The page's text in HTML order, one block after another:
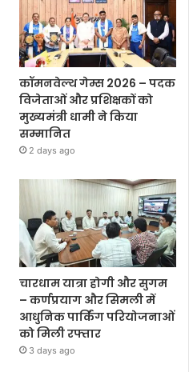
कॉमनवेल्थ गेम्स 2026 – पदक
विजेताओं और प्रशिक्षकों को
मुख्यमंत्री धामी ने किया
सम्मानित
2 days ago
चारधाम यात्रा होगी और सुगम
– कर्णप्रयाग और सिमली में
आधुनिक पार्किंग परियोजनाओं
को मिली रफ्तार
3 days ago